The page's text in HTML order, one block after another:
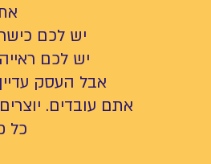
יש לכם
יש לכם
אבל העסק
אתם עובדים.
כל